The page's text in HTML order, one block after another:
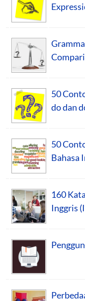
50
do dan
50
Bahasa
160
Inggris